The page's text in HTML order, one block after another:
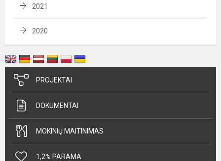
2021
2020
PROJEKTAI
DOKUMENTAI
MOKINIŲ MAITINIMAS
1,2% PARAMA